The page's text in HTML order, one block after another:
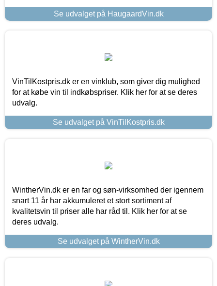
Se udvalget på HaugaardVin.dk
VinTilKostpris.dk er en vinklub, som giver dig mulighed
for at købe vin til indkøbspriser. Klik her for at se deres
udvalg.
Se udvalget på VinTilKostpris.dk
WintherVin.dk er en far og søn-virksomhed der igennem
snart 11 år har akkumuleret et stort sortiment af
kvalitetsvin til priser alle har råd til. Klik her for at se
deres udvalg.
Se udvalget på WintherVin.dk